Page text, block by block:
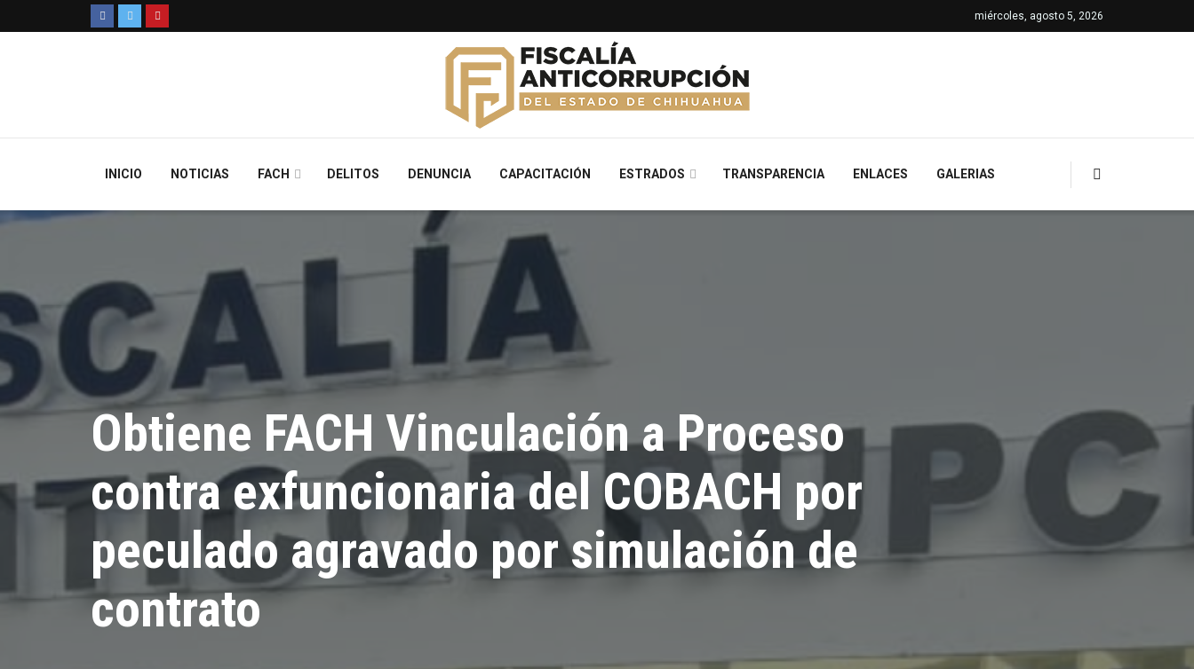
miércoles, agosto 5, 2026
INICIO NOTICIAS FACH DELITOS DENUNCIA CAPACITACIÓN ESTRADOS TRANSPARENCIA ENLACES GALERIAS
Obtiene FACH Vinculación a Proceso
contra exfuncionaria del COBACH por
peculado agravado por simulación de
contrato